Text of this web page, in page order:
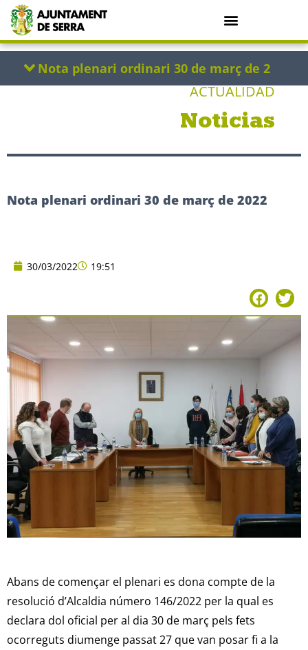
ACTUALIDAD
Noticias
Nota plenari ordinari 30 de març de 2022
30/03/2022 19:51
Abans de començar el plenari es dona compte de la
resolució d’Alcaldia número 146/2022 per la qual es
declara dol oficial per al dia 30 de març pels fets
ocorreguts diumenge passat 27 que van posar fi a la